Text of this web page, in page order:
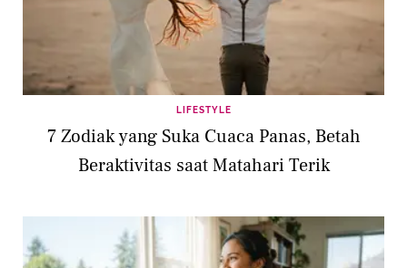
LIFESTYLE
7 Zodiak yang Suka Cuaca Panas, Betah
Beraktivitas saat Matahari Terik